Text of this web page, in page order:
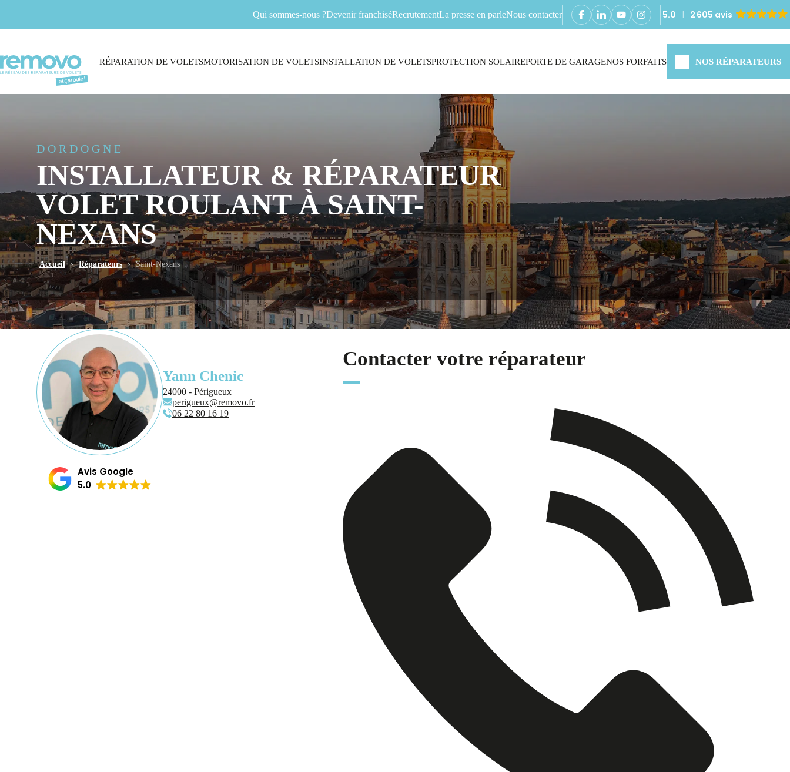
Qui sommes-nous ?Devenir franchiséRecrutementLa presse en parleNous contacter 5.0 2 605 avis
RÉPARATION DE VOLETSMOTORISATION DE VOLETSINSTALLATION DE VOLETSPROTECTION SOLAIREPORTE DE GARAGENOS FORFAITS NOS RÉPARATEURS
DORDOGNE
INSTALLATEUR & RÉPARATEUR
VOLET ROULANT À SAINT-
NEXANS
Accueil › Réparateurs › Saint-Nexans
Yann Chenic
24000 - Périgueux
perigueux@removo.fr
06 22 80 16 19
Avis Google
5.0
Contacter votre réparateur